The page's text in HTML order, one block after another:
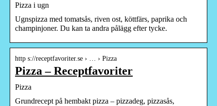
Pizza i ugn
Ugnspizza med tomatsås, riven ost, köttfärs, paprika och
champinjoner. Du kan ta andra pålägg efter tycke.
http s://receptfavoriter.se › … › Pizza
Pizza – Receptfavoriter
Pizza
Grundrecept på hembakt pizza – pizzadeg, pizzasås,